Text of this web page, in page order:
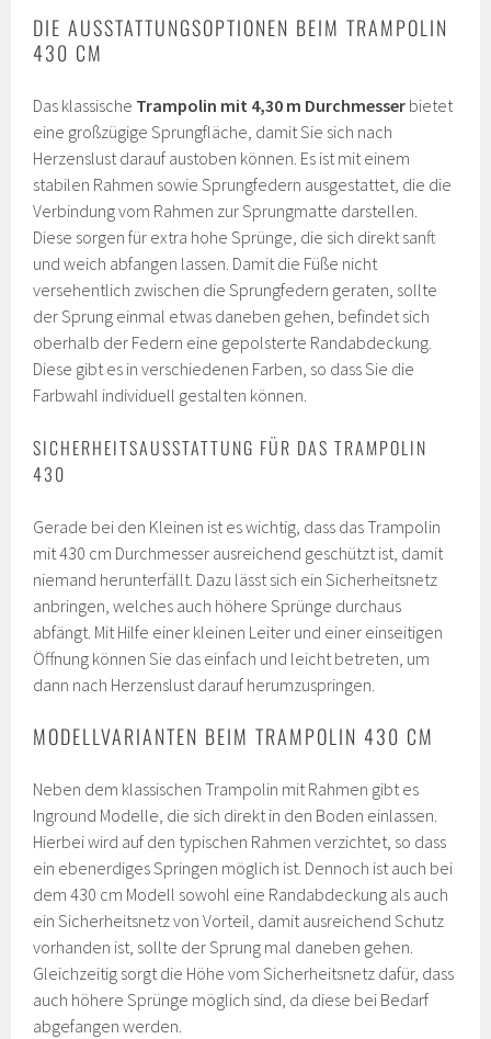
DIE AUSSTATTUNGSOPTIONEN BEIM TRAMPOLIN
430 CM
Das klassische Trampolin mit 4,30 m Durchmesser bietet
eine großzügige Sprungfläche, damit Sie sich nach
Herzenslust darauf austoben können. Es ist mit einem
stabilen Rahmen sowie Sprungfedern ausgestattet, die die
Verbindung vom Rahmen zur Sprungmatte darstellen.
Diese sorgen für extra hohe Sprünge, die sich direkt sanft
und weich abfangen lassen. Damit die Füße nicht
versehentlich zwischen die Sprungfedern geraten, sollte
der Sprung einmal etwas daneben gehen, befindet sich
oberhalb der Federn eine gepolsterte Randabdeckung.
Diese gibt es in verschiedenen Farben, so dass Sie die
Farbwahl individuell gestalten können.
SICHERHEITSAUSSTATTUNG FÜR DAS TRAMPOLIN
430
Gerade bei den Kleinen ist es wichtig, dass das Trampolin
mit 430 cm Durchmesser ausreichend geschützt ist, damit
niemand herunterfällt. Dazu lässt sich ein Sicherheitsnetz
anbringen, welches auch höhere Sprünge durchaus
abfängt. Mit Hilfe einer kleinen Leiter und einer einseitigen
Öffnung können Sie das einfach und leicht betreten, um
dann nach Herzenslust darauf herumzuspringen.
MODELLVARIANTEN BEIM TRAMPOLIN 430 CM
Neben dem klassischen Trampolin mit Rahmen gibt es
Inground Modelle, die sich direkt in den Boden einlassen.
Hierbei wird auf den typischen Rahmen verzichtet, so dass
ein ebenerdiges Springen möglich ist. Dennoch ist auch bei
dem 430 cm Modell sowohl eine Randabdeckung als auch
ein Sicherheitsnetz von Vorteil, damit ausreichend Schutz
vorhanden ist, sollte der Sprung mal daneben gehen.
Gleichzeitig sorgt die Höhe vom Sicherheitsnetz dafür, dass
auch höhere Sprünge möglich sind, da diese bei Bedarf
abgefangen werden.